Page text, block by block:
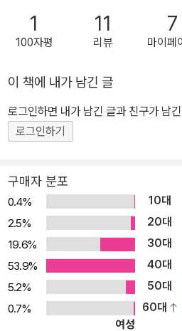
건의 도움을 받는다. 그리고 결국 주
로 통하는 문 앞에서 선택의 기로에
인가, 아니면 낯선 길로 들어설 것인가.
아이가 어린 시절과 작별하고 어른의
까지의 과정을 그린 판타지 동화이다.
를 무엇보다 좋아하는 페르코가 우연
화이지만, 유럽에서는 오래 전부터 성
작품이다. 이웃나라 일본에서도 ‘어린
꼭 읽히고 싶은 책’으로 꼽힐 만큼 오
며, 유명한 동화 작가이자 평론가인 우
는 모습을 잘 그려낸 훌륭한 동화라고
90년 가까이 된 고전이지만, 우리나라
‘참하늘빛’ 마법 물감을 칠하는 순간,
선생님 모자 속에 번개가 친다 페르코는 가난한 어머니를 도와 세탁
1
100자평
11
리뷰
7
마이페
이 책에 내가 남긴 글
로그인하면 내가 남긴 글과 친구가 남
로그인하기
구매자 분포
0.4% 10대
2.5%
20대
19.6%
30대
53.9%
40대
5.2%
50대
0.7%
60대
여성